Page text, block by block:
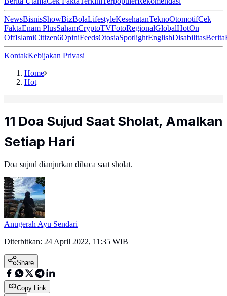
NewsBisnisShowBizBolaLifestyleKesehatanTeknoOtomotifCek
FaktaEnam PlusSahamCryptoTVFotoRegionalGlobalHotOn
OffIslamiCitizen6OpiniFeedsOtosiaSpotlightEnglishDisabilitasBerita
KontakKebijakan Privasi
Home
Hot
11 Doa Sujud Saat Sholat, Amalkan
Setiap Hari
Doa sujud dianjurkan dibaca saat sholat.
Anugerah Ayu Sendari
Diterbitkan: 24 April 2022, 11:35 WIB
Share
Copy Link